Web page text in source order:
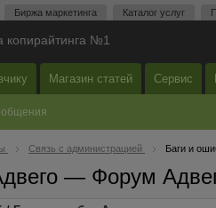
Биржа маркетинга Каталог услуг
копирайтинга №1
Магазин статей Сервис
Связь с администрацией Баги и
— Форум